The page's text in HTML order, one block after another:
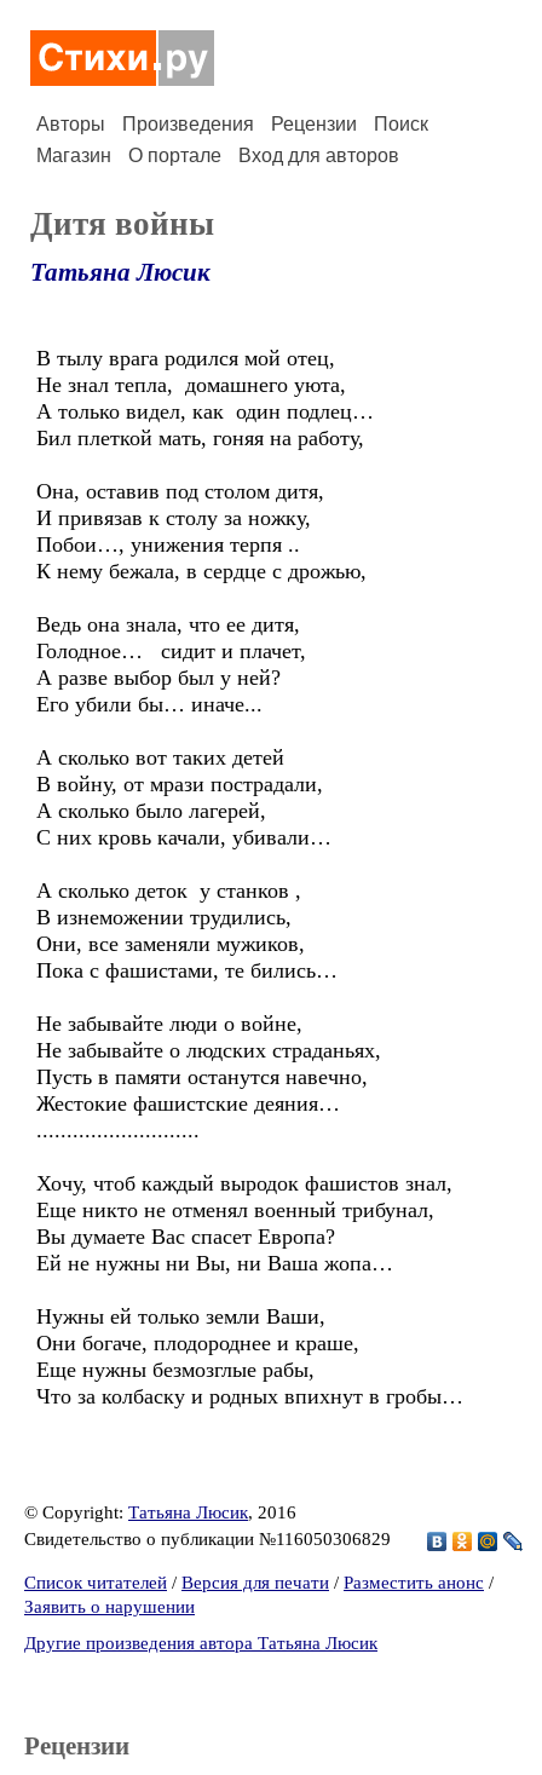
Авторы Произведения Рецензии
Поиск
Магазин
О портале Вход для авторов
Дитя войны
Татьяна Люсик
В тылу врага родился мой отец,
Не знал тепла, домашнего уюта,
А только видел, как один подлец…
Бил плеткой мать, гоняя на работу,
Она, оставив под столом дитя,
И привязав к столу за ножку,
Побои…, унижения терпя ..
К нему бежала, в сердце с дрожью,
Ведь она знала, что ее дитя,
Голодное… сидит и плачет,
А разве выбор был у ней?
Его убили бы… иначе...
А сколько вот таких детей
В войну, от мрази пострадали,
А сколько было лагерей,
С них кровь качали, убивали…
А сколько деток у станков ,
В изнеможении трудились,
Они, все заменяли мужиков,
Пока с фашистами, те бились…
Не забывайте люди о войне,
Не забывайте о людских страданьях,
Пусть в памяти останутся навечно,
Жестокие фашистские деяния…
...........................
Хочу, чтоб каждый выродок фашистов знал,
Еще никто не отменял военный трибунал,
Вы думаете Вас спасет Европа?
Ей не нужны ни Вы, ни Ваша жопа…
Нужны ей только земли Ваши,
Они богаче, плодороднее и краше,
Еще нужны безмозглые рабы,
Что за колбаску и родных впихнут в гробы…
© Copyright: Татьяна Люсик, 2016
Свидетельство о публикации №116050306829
Список читателей / Версия для печати / Разместить анонс /
Заявить о нарушении
Другие произведения автора Татьяна Люсик
Рецензии